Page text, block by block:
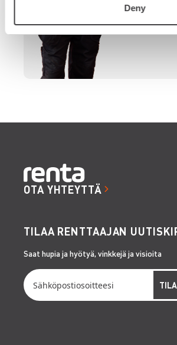
Deny
OTA YHTEYTTÄ
TILAA RENTTAAJAN
Saat hupia ja hyötyä, vinkkejä ja visioita